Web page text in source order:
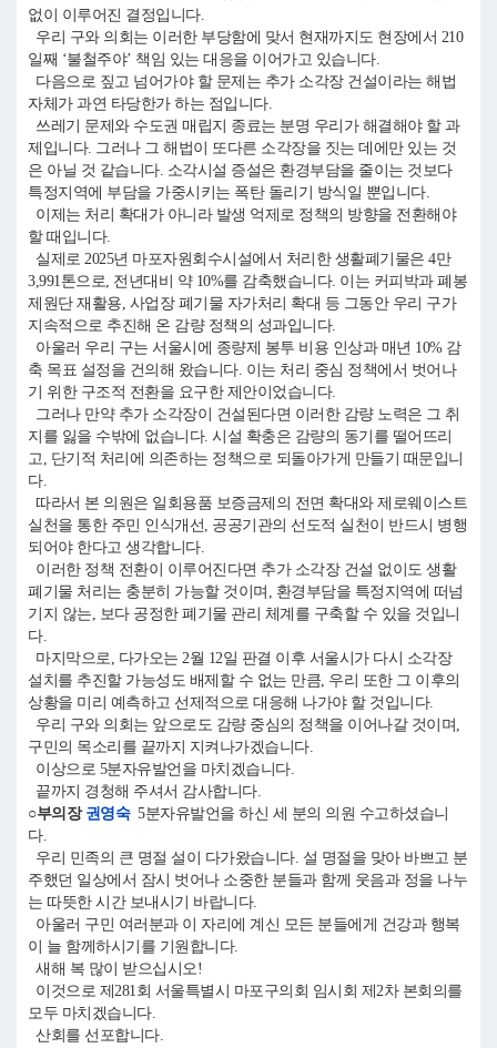
없이 이루어진 결정입니다.
우리 구와 의회는 이러한 부당함에 맞서 현재까지도 현장에서 210
일째 ‘불철주야’ 책임 있는 대응을 이어가고 있습니다.
다음으로 짚고 넘어가야 할 문제는 추가 소각장 건설이라는 해법
자체가 과연 타당한가 하는 점입니다.
쓰레기 문제와 수도권 매립지 종료는 분명 우리가 해결해야 할 과
제입니다. 그러나 그 해법이 또다른 소각장을 짓는 데에만 있는 것
은 아닐 것 같습니다. 소각시설 증설은 환경부담을 줄이는 것보다
특정지역에 부담을 가중시키는 폭탄 돌리기 방식일 뿐입니다.
이제는 처리 확대가 아니라 발생 억제로 정책의 방향을 전환해야
할 때입니다.
실제로 2025년 마포자원회수시설에서 처리한 생활폐기물은 4만
3,991톤으로, 전년대비 약 10%를 감축했습니다. 이는 커피박과 폐봉
제원단 재활용, 사업장 폐기물 자가처리 확대 등 그동안 우리 구가
지속적으로 추진해 온 감량 정책의 성과입니다.
아울러 우리 구는 서울시에 종량제 봉투 비용 인상과 매년 10% 감
축 목표 설정을 건의해 왔습니다. 이는 처리 중심 정책에서 벗어나
기 위한 구조적 전환을 요구한 제안이었습니다.
그러나 만약 추가 소각장이 건설된다면 이러한 감량 노력은 그 취
지를 잃을 수밖에 없습니다. 시설 확충은 감량의 동기를 떨어뜨리
고, 단기적 처리에 의존하는 정책으로 되돌아가게 만들기 때문입니
다.
따라서 본 의원은 일회용품 보증금제의 전면 확대와 제로웨이스트
실천을 통한 주민 인식개선, 공공기관의 선도적 실천이 반드시 병행
되어야 한다고 생각합니다.
이러한 정책 전환이 이루어진다면 추가 소각장 건설 없이도 생활
폐기물 처리는 충분히 가능할 것이며, 환경부담을 특정지역에 떠넘
기지 않는, 보다 공정한 폐기물 관리 체계를 구축할 수 있을 것입니
다.
마지막으로, 다가오는 2월 12일 판결 이후 서울시가 다시 소각장
설치를 추진할 가능성도 배제할 수 없는 만큼, 우리 또한 그 이후의
상황을 미리 예측하고 선제적으로 대응해 나가야 할 것입니다.
우리 구와 의회는 앞으로도 감량 중심의 정책을 이어나갈 것이며,
구민의 목소리를 끝까지 지켜나가겠습니다.
이상으로 5분자유발언을 마치겠습니다.
끝까지 경청해 주셔서 감사합니다.
○부의장 권영숙5분자유발언을 하신 세 분의 의원 수고하셨습니
다.
우리 민족의 큰 명절 설이 다가왔습니다. 설 명절을 맞아 바쁘고 분
주했던 일상에서 잠시 벗어나 소중한 분들과 함께 웃음과 정을 나누
는 따뜻한 시간 보내시기 바랍니다.
아울러 구민 여러분과 이 자리에 계신 모든 분들에게 건강과 행복
이 늘 함께하시기를 기원합니다.
새해 복 많이 받으십시오!
이것으로 제281회 서울특별시 마포구의회 임시회 제2차 본회의를
모두 마치겠습니다.
산회를 선포합니다.